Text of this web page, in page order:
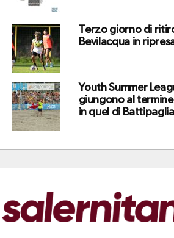
Terzo giorno di
Bevilacqua in
Youth Summer
giungono al
in quel di Battipaglia